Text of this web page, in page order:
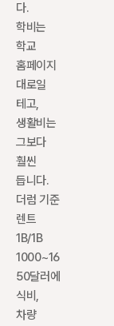
다.
학비는
학교
홈페이지
대로일
테고,
생활비는
그보다
훨씬
듭니다.
더럼 기준
렌트
1B/1B
1000~16
50달러에
식비,
차량